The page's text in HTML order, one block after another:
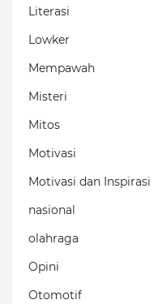
Literasi
Lowker
Mempawah
Misteri
Mitos
Motivasi
Motivasi dan Inspirasi
nasional
olahraga
Opini
Otomotif